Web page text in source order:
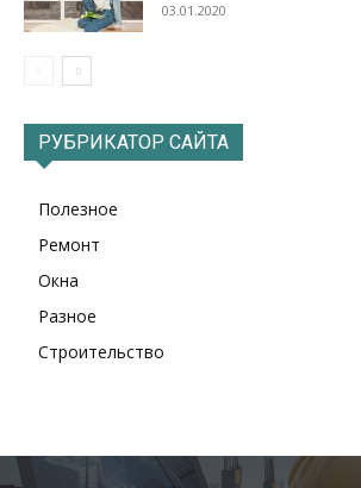
03.01.2020
РУБРИКАТОР САЙТА
Полезное
Ремонт
Окна
Разное
Строительство